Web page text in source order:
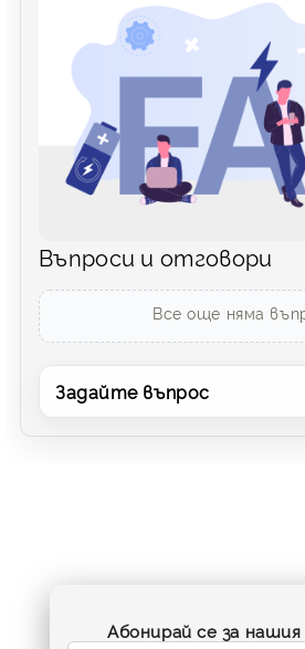
Въпроси и отговори
Все още няма
Задайте въпрос
Абонирай се за